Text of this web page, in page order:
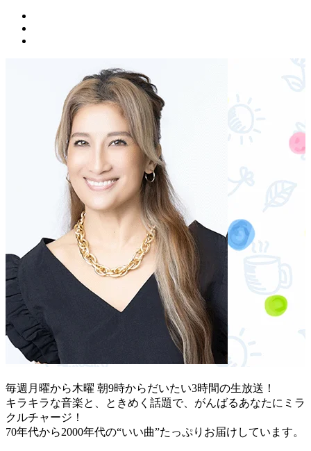
毎週月曜から木曜 朝9時からだいたい3時間の生放送！
キラキラな音楽と、ときめく話題で、がんばるあなたにミラ
クルチャージ！
70年代から2000年代の“いい曲”たっぷりお届けしています。